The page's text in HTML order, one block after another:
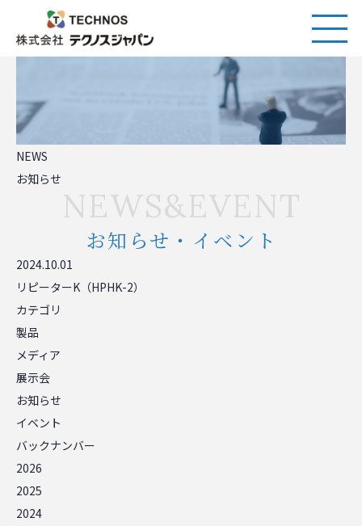
NEWS
お知らせ
NEWS&EVENT
お知らせ・イベント
2024.10.01
リピーターK（HPHK-2）
カテゴリ
製品
メディア
展示会
お知らせ
イベント
バックナンバー
2026
2025
2024